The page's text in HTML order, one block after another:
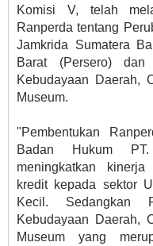
Komisi V, telah
Ranperda tentang
Jamkrida Sumatera
Barat (Persero) dan
Kebudayaan Daerah,
Museum.
"Pembentukan
Badan Hukum
meningkatkan
kredit kepada sektor
Kecil. Sedangkan
Kebudayaan Daerah,
Museum yang